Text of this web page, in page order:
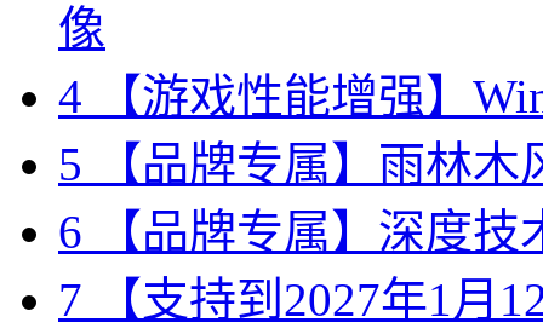
像
4 【游戏性能增强】
5 【品牌专属】雨林木
6 【品牌专属】深度技
7 【支持到2027年1月